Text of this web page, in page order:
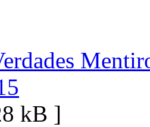
kB ]